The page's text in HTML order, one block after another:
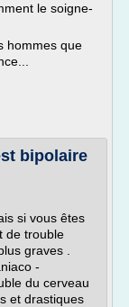
le soigne-
hommes que
bipolaire
si vous êtes
de trouble
graves .
-
du cerveau
et drastiques